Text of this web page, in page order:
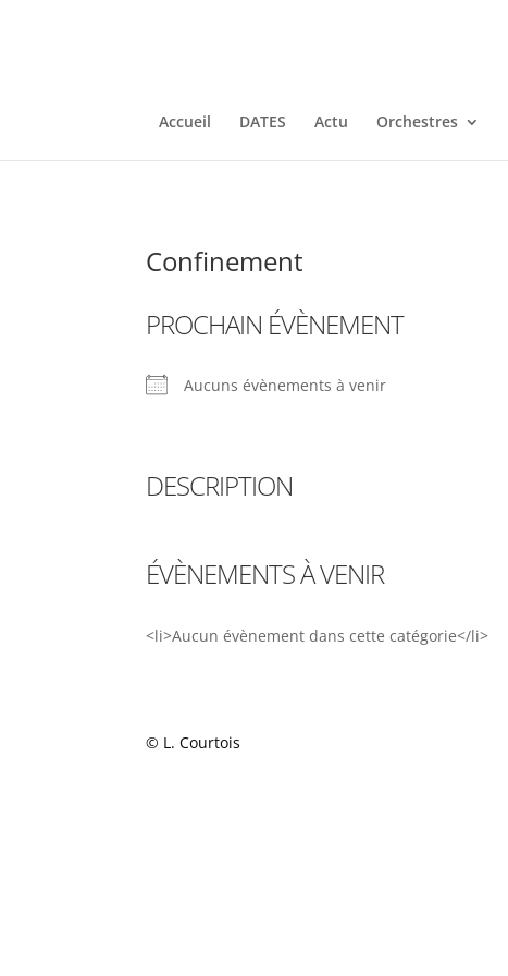
Accueil DATES Actu Orchestres
Confinement
PROCHAIN ÉVÈNEMENT
Aucuns évènements à venir
DESCRIPTION
ÉVÈNEMENTS À VENIR
<li>Aucun évènement dans cette catégorie</li>
© L. Courtois